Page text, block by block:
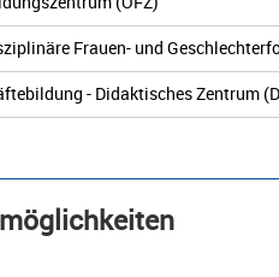
Frauen- und
- Didaktisches Zentrum